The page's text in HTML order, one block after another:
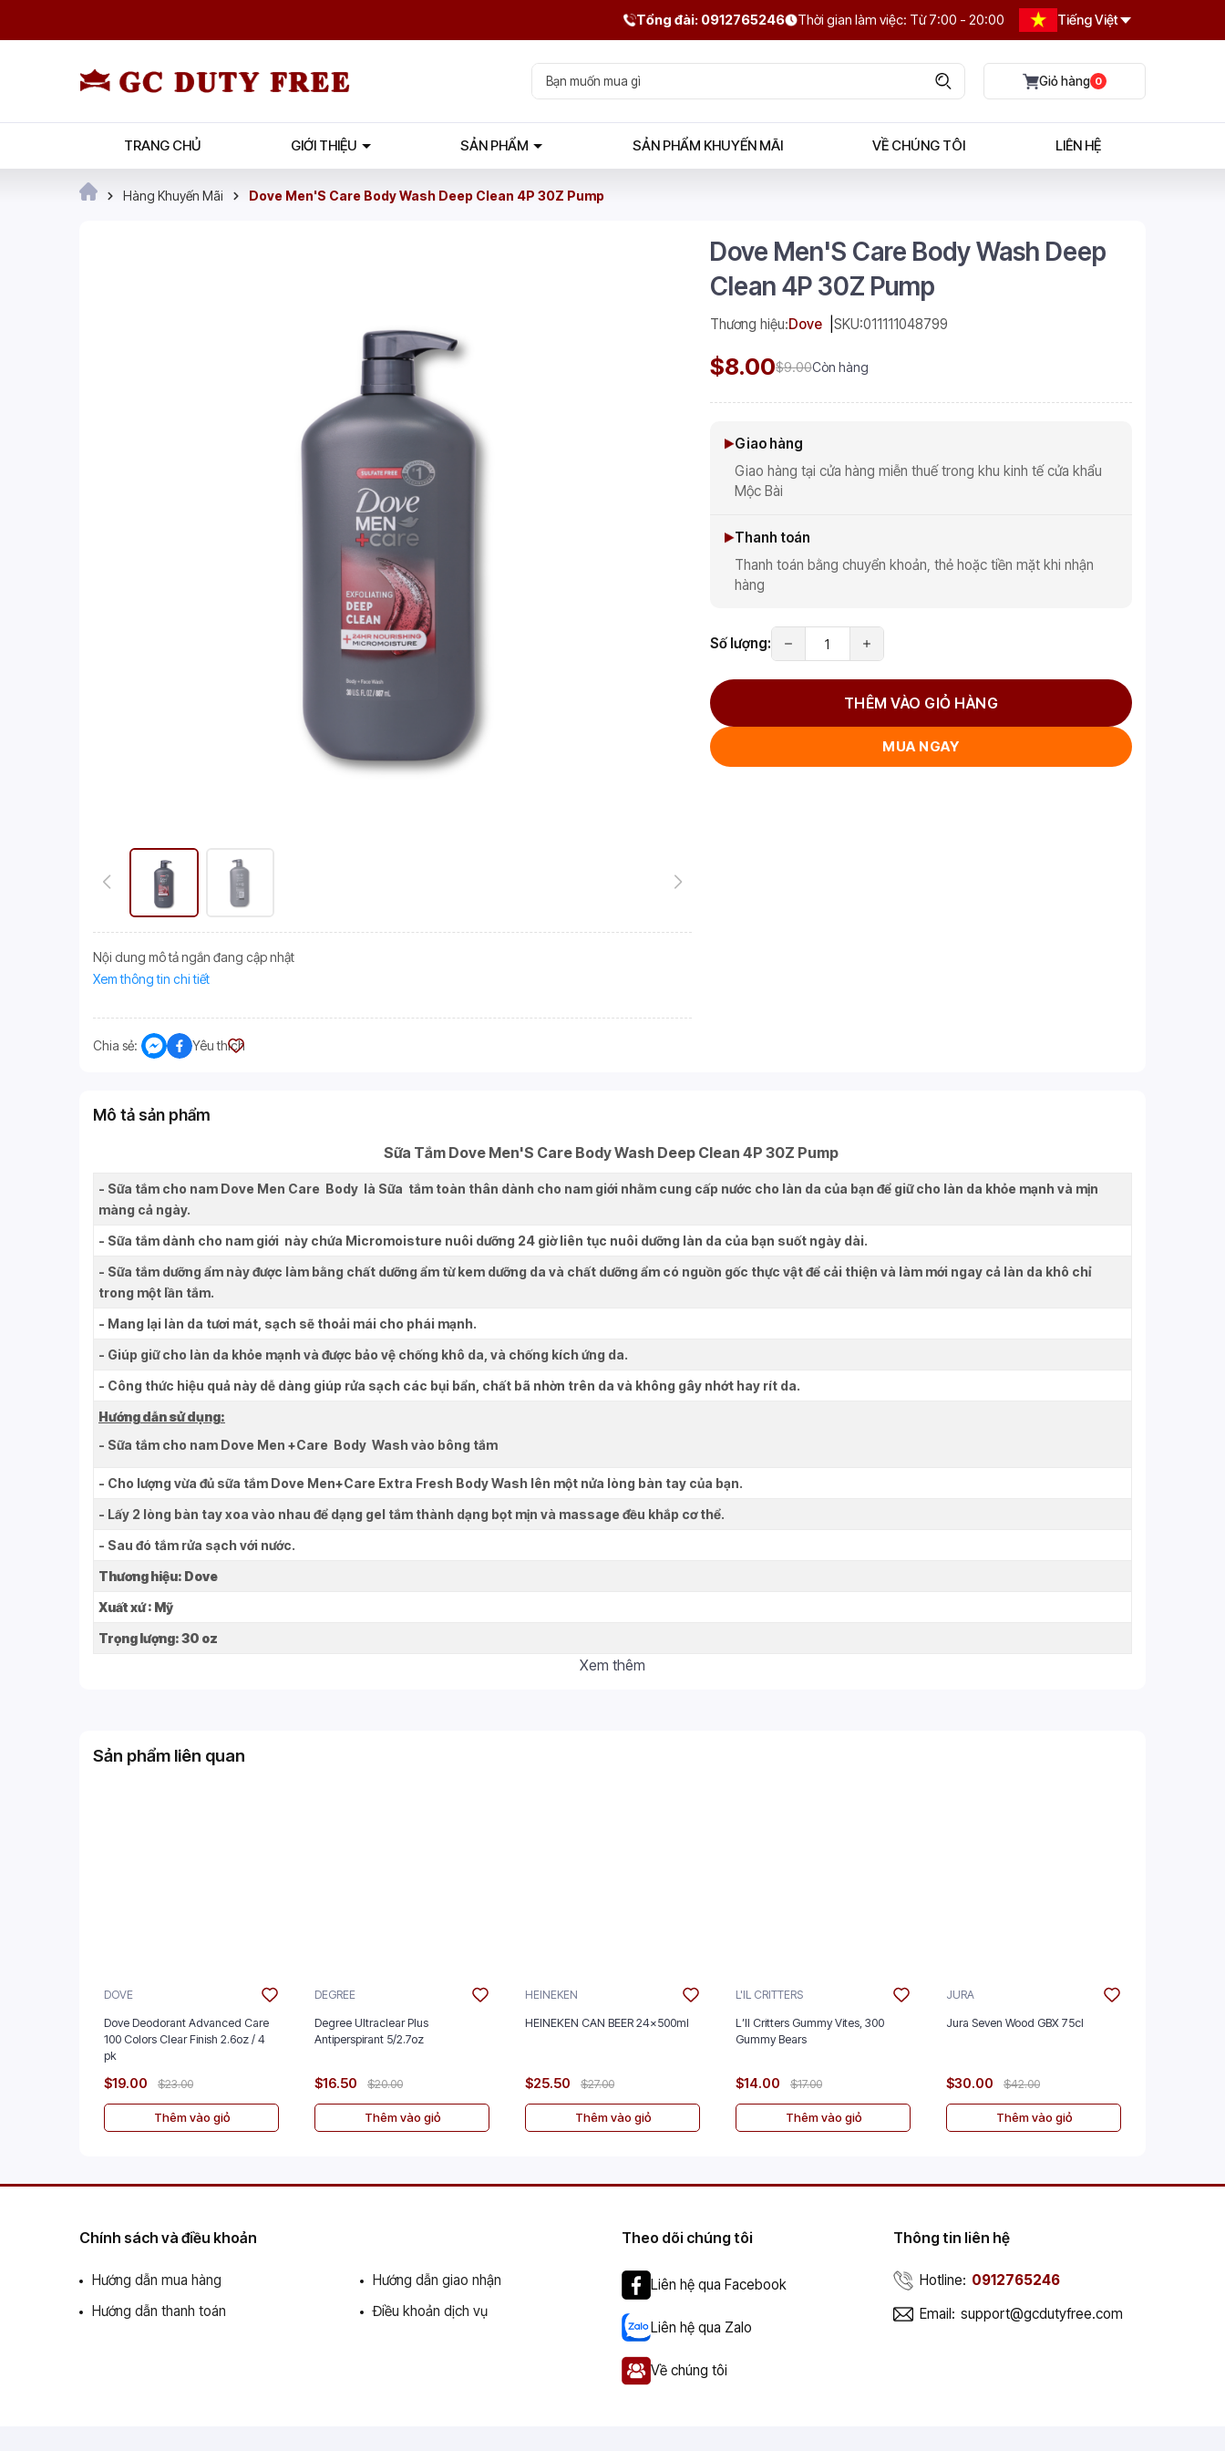
Tổng đài: 0912765246 Thời gian làm việc: Từ 7:00 - 20:00 Tiếng Việt
0
TRANG CHỦ GIỚI THIỆU SẢN PHẨM SẢN PHẨM KHUYẾN MÃI VỀ CHÚNG TÔI LIÊN HỆ
Hàng Khuyến Mãi Dove Men'S Care Body Wash Deep Clean 4P 30Z Pump
Nội dung mô tả ngắn đang cập nhật
Xem thông tin chi tiết
Chia sẻ: Yêu thích
Dove Men'S Care Body Wash Deep
Clean 4P 30Z Pump
Thương hiệu:Dove SKU:011111048799
$8.00$9.00Còn hàng
Giao hàng
Giao hàng tại cửa hàng miễn thuế trong khu kinh tế cửa khẩu
Mộc Bài
Thanh toán
Thanh toán bằng chuyển khoản, thẻ hoặc tiền mặt khi nhận
hàng
Số lượng:
THÊM VÀO GIỎ HÀNG
MUA NGAY
Mô tả sản phẩm
Sữa Tắm Dove Men'S Care Body Wash Deep Clean 4P 30Z Pump
- Sữa tắm cho nam Dove Men Care Body là Sữa tắm toàn thân dành cho nam giới nhằm cung cấp nước cho làn da của bạn để giữ cho làn da khỏe mạnh và mịn
màng cả ngày.
- Sữa tắm dành cho nam giới này chứa Micromoisture nuôi dưỡng 24 giờ liên tục nuôi dưỡng làn da của bạn suốt ngày dài.
- Sữa tắm dưỡng ẩm này được làm bằng chất dưỡng ẩm từ kem dưỡng da và chất dưỡng ẩm có nguồn gốc thực vật để cải thiện và làm mới ngay cả làn da khô chỉ
trong một lần tắm.
- Mang lại làn da tươi mát, sạch sẽ thoải mái cho phái mạnh.
- Giúp giữ cho làn da khỏe mạnh và được bảo vệ chống khô da, và chống kích ứng da.
- Công thức hiệu quả này dễ dàng giúp rửa sạch các bụi bẩn, chất bã nhờn trên da và không gây nhớt hay rít da.
Hướng dẫn sử dụng:
- Sữa tắm cho nam Dove Men +Care Body Wash vào bông tắm
- Cho lượng vừa đủ sữa tắm Dove Men+Care Extra Fresh Body Wash lên một nửa lòng bàn tay của bạn.
- Lấy 2 lòng bàn tay xoa vào nhau để dạng gel tắm thành dạng bọt mịn và massage đều khắp cơ thể.
- Sau đó tắm rửa sạch với nước.
Thương hiệu: Dove
Xuất xứ : Mỹ
Trọng lượng: 30 oz
Xem thêm
Sản phẩm liên quan
DOVE
Dove Deodorant Advanced Care
100 Colors Clear Finish 2.6oz / 4
pk
$19.00 $23.00
Thêm vào giỏ
DEGREE
Degree Ultraclear Plus
Antiperspirant 5/2.7oz
$16.50 $20.00
Thêm vào giỏ
HEINEKEN
HEINEKEN CAN BEER 24x500ml
$25.50 $27.00
Thêm vào giỏ
L'IL CRITTERS
L’Il Critters Gummy Vites, 300
Gummy Bears
$14.00 $17.00
Thêm vào giỏ
JURA
Jura Seven Wood GBX 75cl
$30.00 $42.00
Thêm vào giỏ
Chính sách và điều khoản
Hướng dẫn mua hàng
Hướng dẫn thanh toán
Hướng dẫn giao nhận
Điều khoản dịch vụ
Theo dõi chúng tôi
Liên hệ qua Facebook
Liên hệ qua Zalo
Về chúng tôi
Thông tin liên hệ
Hotline: 0912765246
Email: support@gcdutyfree.com